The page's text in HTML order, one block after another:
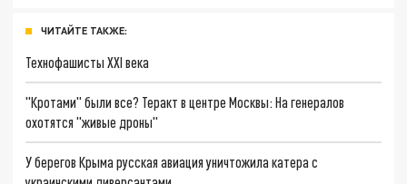
ЧИТАЙТЕ ТАКЖЕ:
Технофашисты XXI века
"Кротами" были все? Теракт в центре Москвы: На генералов
охотятся "живые дроны"
У берегов Крыма русская авиация уничтожила катера с